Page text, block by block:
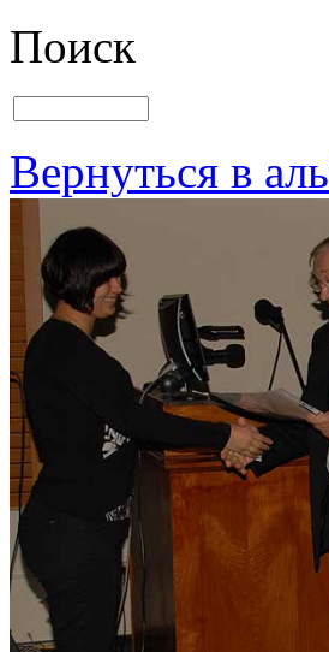
Поиск
Вернуться в